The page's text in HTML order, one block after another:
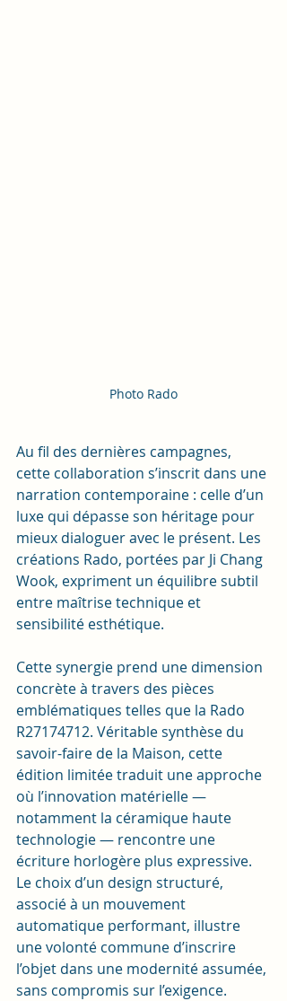
Photo Rado
Au fil des dernières campagnes,
cette collaboration s’inscrit dans une
narration contemporaine : celle d’un
luxe qui dépasse son héritage pour
mieux dialoguer avec le présent. Les
créations Rado, portées par Ji Chang
Wook, expriment un équilibre subtil
entre maîtrise technique et
sensibilité esthétique.
Cette synergie prend une dimension
concrète à travers des pièces
emblématiques telles que la Rado
R27174712. Véritable synthèse du
savoir-faire de la Maison, cette
édition limitée traduit une approche
où l’innovation matérielle —
notamment la céramique haute
technologie — rencontre une
écriture horlogère plus expressive.
Le choix d’un design structuré,
associé à un mouvement
automatique performant, illustre
une volonté commune d’inscrire
l’objet dans une modernité assumée,
sans compromis sur l’exigence.